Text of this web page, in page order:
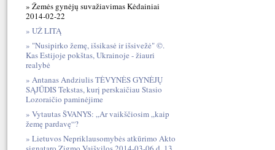
Žemės gynėjų suvažiavimas Kėdainiai
2014-02-22
UŽ LITĄ
"Nusipirko žemę, išsikasė ir išsivežė" ©.
Kas Estijoje pokštas, Ukrainoje - žiauri
realybė
Antanas Andziulis TĖVYNĖS GYNĖJŲ
SĄJŪDIS Tekstas, kurį perskaičiau Stasio
Lozoraičio paminėjime
Vytautas ŠVANYS: „Ar vaikščiosim „kaip
žemę pardavę“?
Lietuvos Nepriklausomybės atkūrimo Akto